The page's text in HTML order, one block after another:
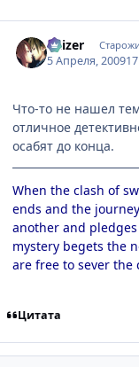
Kaizer
5 Апреля, 2009
Что-то не нашел
отличное
осабят до конца.
When the clash of
ends and the
another and
mystery begets the
are free to sever the
Цитата